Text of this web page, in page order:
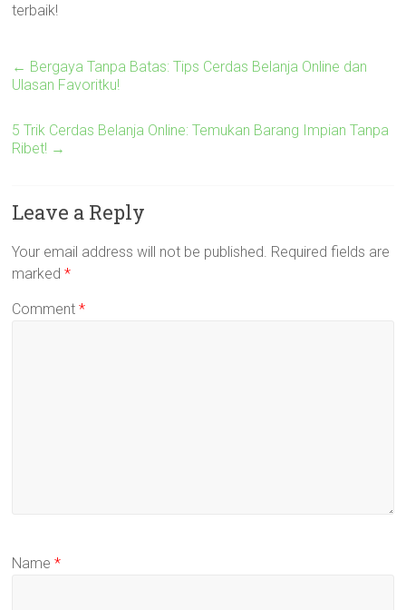
terbaik!
← Bergaya Tanpa Batas: Tips Cerdas Belanja Online dan
Ulasan Favoritku!
5 Trik Cerdas Belanja Online: Temukan Barang Impian Tanpa
Ribet! →
Leave a Reply
Your email address will not be published. Required fields are
marked*
Comment*
Name*